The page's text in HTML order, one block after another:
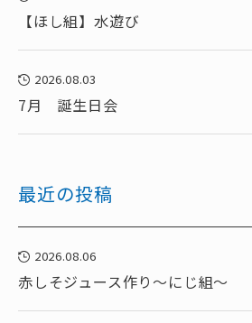
【ほし組】水遊び
2026.08.03
7月 誕生日会
最近の投稿
2026.08.06
赤しそジュース作り～にじ組～